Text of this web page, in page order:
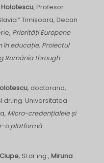
, Profesor
Timișoara, Decan
Priorități Europene
în educație. Proiectul
România through
, doctorand,
Universitatea
Micro-credențialele și
o platformă
, Sl.dr.ing., Miruna